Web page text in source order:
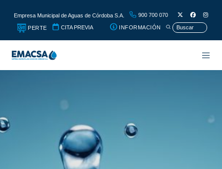
Empresa Municipal de Aguas de Córdoba S.A. 900 700 070
PERTE CITA PREVIA INFORMACIÓN